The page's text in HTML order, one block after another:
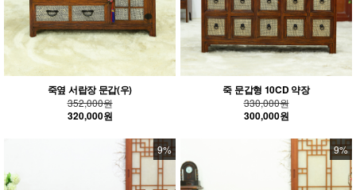
죽옆 서랍장 문갑(우)
352,000원
320,000원
죽 문갑형 10CD 약장
330,000원
300,000원
9% 9%